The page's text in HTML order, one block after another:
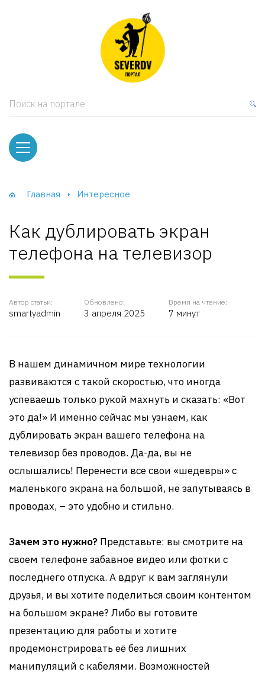
Поиск на портале
Главная Интересное
Как дублировать экран
телефона на телевизор
Автор статьи:
smartyadmin
Обновлено:
3 апреля 2025
Время на чтение:
7 минут
В нашем динамичном мире технологии
развиваются с такой скоростью, что иногда
успеваешь только рукой махнуть и сказать: «Вот
это да!» И именно сейчас мы узнаем, как
дублировать экран вашего телефона на
телевизор без проводов. Да-да, вы не
ослышались! Перенести все свои «шедевры» с
маленького экрана на большой, не запутываясь в
проводах, – это удобно и стильно.
Зачем это нужно? Представьте: вы смотрите на
своем телефоне забавное видео или фотки с
последнего отпуска. А вдруг к вам заглянули
друзья, и вы хотите поделиться своим контентом
на большом экране? Либо вы готовите
презентацию для работы и хотите
продемонстрировать её без лишних
манипуляций с кабелями. Возможностей
и тумбы
и Шкафы-Купе